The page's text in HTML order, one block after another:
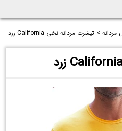
مردانه >تیشرت مردانه نخی California زرد